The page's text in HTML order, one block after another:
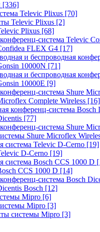
[336]
Televic Plixus [70]
Televic Plixus [2]
Plixus [68]
система Televic
FLEX G4 [17]
и беспроводная
10000N [71]
и беспроводная
10000E [9]
система Shure
Complete Wireless [16]
конференц-система Bosch
[77]
система Shure
Shure Microflex
система Televic D-Cerno [19]
D-Cerno [19]
система Bosch CCS 1000 D
CCS 1000 D [14]
система Bosch
Bosch [12]
Mipro [6]
Mipro [3]
системы Mipro [3]